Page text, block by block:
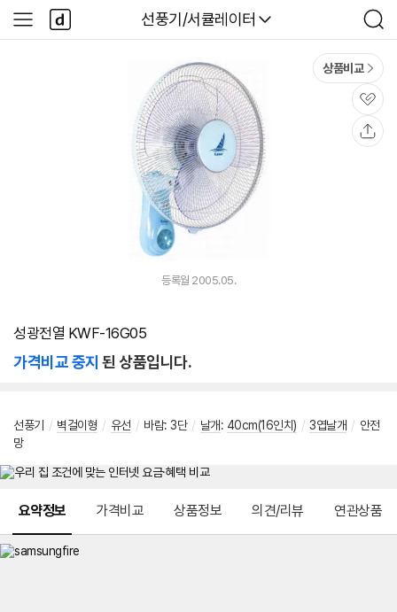
다나와
선풍기/서큘레이터
검
색
사
이
다
나
와
상품비교
관
심
등록월 2005.05.
성광전열 KWF-16G05
가격비교 중지 된 상품입니다.
선풍기 / 벽걸이형 / 유선 / 바람: 3단 / 날개: 40cm(16인치) / 3엽날개 / 안전
망
요약정보 가격비교 상품정보 의견/리뷰 연관상품